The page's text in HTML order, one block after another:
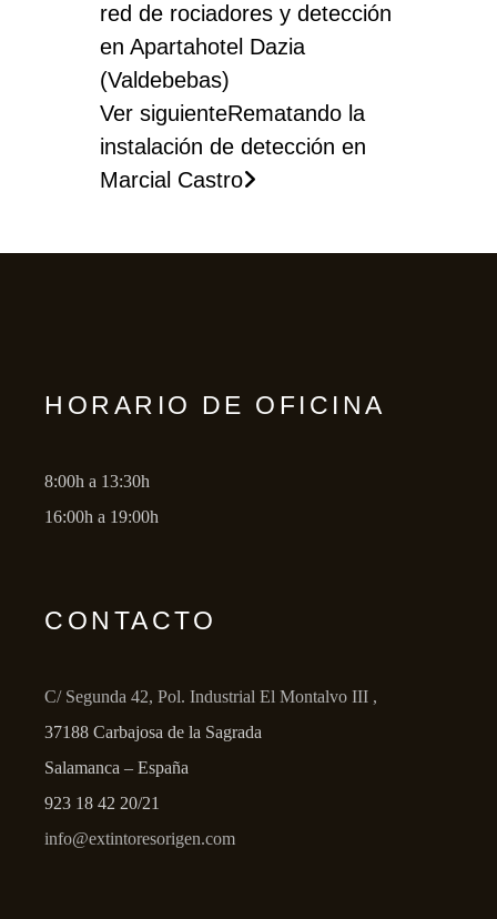
red de rociadores y detección
en Apartahotel Dazia
(Valdebebas)
Ver siguienteRematando la
instalación de detección en
Marcial Castro
HORARIO DE OFICINA
8:00h a 13:30h
16:00h a 19:00h
CONTACTO
C/ Segunda 42, Pol. Industrial El Montalvo III ,
37188 Carbajosa de la Sagrada
Salamanca – España
923 18 42 20/21
info@extintoresorigen.com